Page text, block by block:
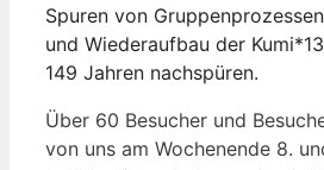
Spuren von
und Wiederaufbau der
149 Jahren nachspüren.
Über 60 Besucher und
von uns am Wochenende 8.